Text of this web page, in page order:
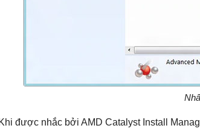
được nhắc bởi AMD Catalyst Install